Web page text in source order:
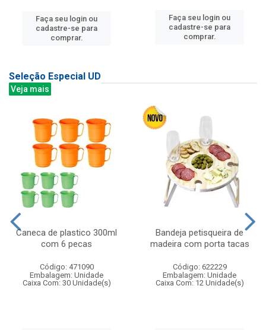
Faça seu login ou
cadastre-se para
comprar.
Faça seu login ou
cadastre-se para
comprar.
Seleção Especial UD
Veja mais
Caneca de plastico 300ml
com 6 pecas
Código: 471090
Embalagem: Unidade
Caixa Com: 30 Unidade(s)
Bandeja petisqueira de
madeira com porta tacas
Código: 622229
Embalagem: Unidade
Caixa Com: 12 Unidade(s)